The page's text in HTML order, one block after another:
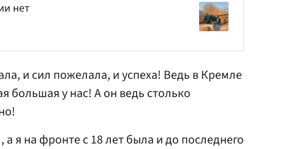
нет
и сил пожелала, и успеха! Ведь в Кремле
большая у нас! А он ведь столько
я на фронте с 18 лет была и до последнего